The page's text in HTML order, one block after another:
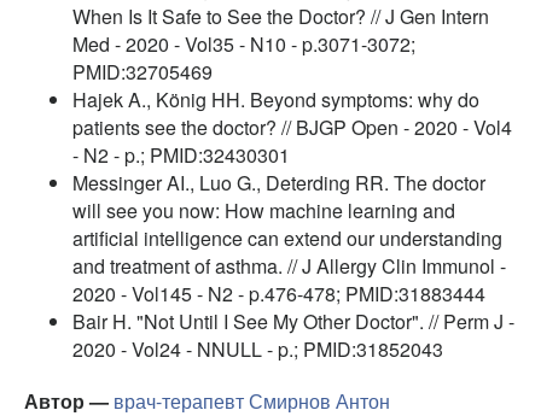
When Is It Safe to See the Doctor? // J Gen Intern
Med - 2020 - Vol35 - N10 - p.3071-3072;
PMID:32705469
Hajek A., König HH. Beyond symptoms: why do
patients see the doctor? // BJGP Open - 2020 - Vol4
- N2 - p.; PMID:32430301
Messinger AI., Luo G., Deterding RR. The doctor
will see you now: How machine learning and
artificial intelligence can extend our understanding
and treatment of asthma. // J Allergy Clin Immunol -
2020 - Vol145 - N2 - p.476-478; PMID:31883444
Bair H. "Not Until I See My Other Doctor". // Perm J -
2020 - Vol24 - NNULL - p.; PMID:31852043
Автор — врач-терапевтСмирнов Антон